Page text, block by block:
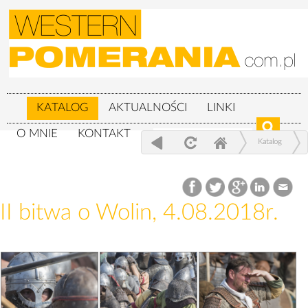
KATALOG AKTUALNOŚCI LINKI
O MNIE KONTAKT
Katalog
5.08.2018r.
II bitwa o Wolin, 4.08.2018r.
II bitwa o Wolin, 4.08.2018r.